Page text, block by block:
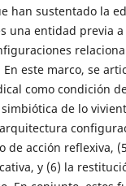
han sustentado la
una entidad previa
este marco, se
como condición
de lo
de acción reflexiva,
y (6) la